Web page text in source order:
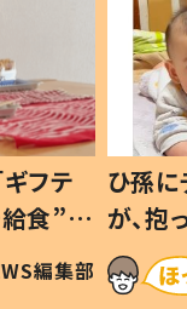
フテ
食”を
の親
編集部
ひ孫
が、
「涙が
い」